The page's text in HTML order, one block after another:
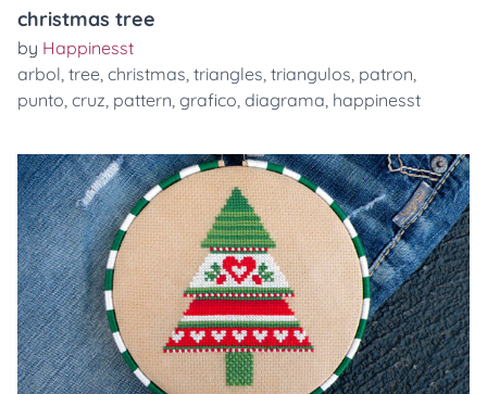
christmas tree
by Happinesst
arbol, tree, christmas, triangles, triangulos, patron,
punto, cruz, pattern, grafico, diagrama, happinesst